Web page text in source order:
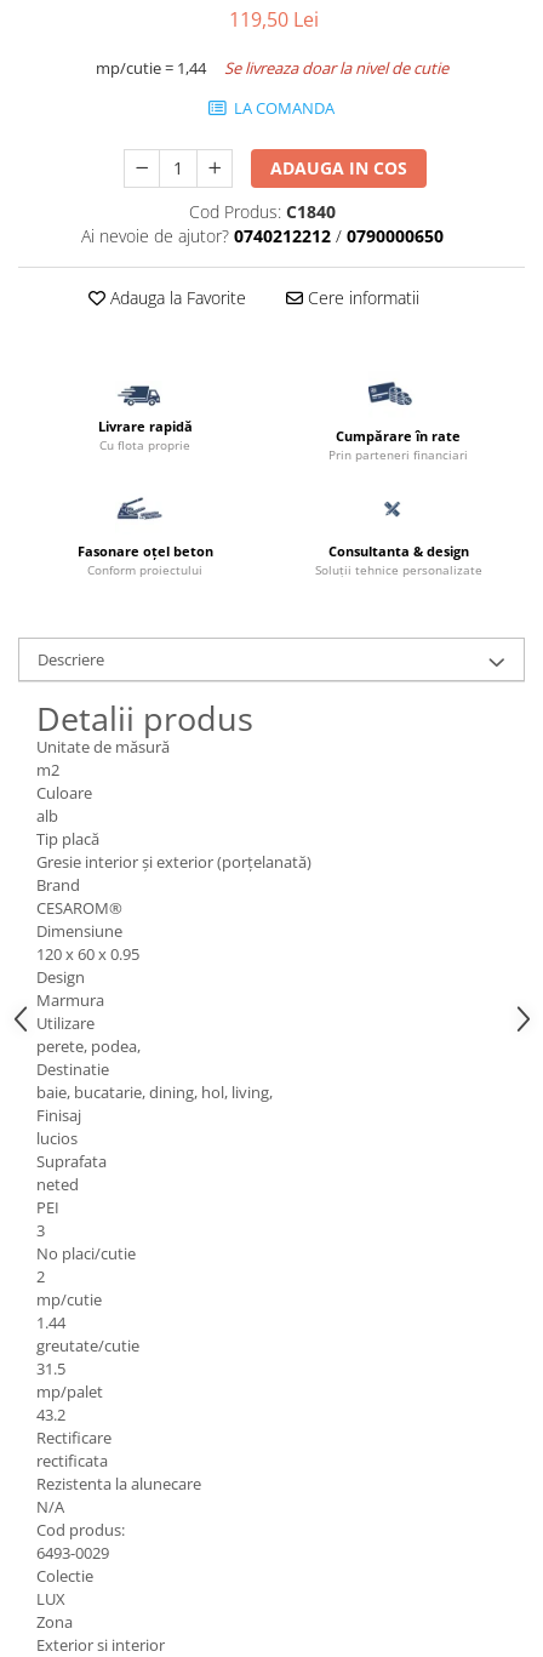
Accesorii pentru termosistem
Vata bazaltica
Vata minerala bazaltica
Tevi PVC
vopsele si lacuri
Pervaz geam piatra compozita
Placi ceramice de exterior
119,50 Lei
mp/cutie = 1,44
Se livreaza doar la nivel de cutie
LA COMANDA
ADAUGA IN COS
Cod Produs: C1840
Ai nevoie de ajutor? 0740212212 / 0790000650
Adauga la Favorite Cere informatii
Livrare rapidă
Cu flota proprie Cumpărare în rate
Prin parteneri financiari
Fasonare oțel beton
Conform proiectului
Consultanta & design
Soluții tehnice personalizate
Descriere
Detalii produs
Unitate de măsură
m2
Culoare
alb
Tip placă
Gresie interior și exterior (porțelanată)
Brand
CESAROM®
Dimensiune
120 x 60 x 0.95
Design
Marmura
Utilizare
perete, podea,
Destinatie
baie, bucatarie, dining, hol, living,
Finisaj
lucios
Suprafata
neted
PEI
3
No placi/cutie
2
mp/cutie
1.44
greutate/cutie
31.5
mp/palet
43.2
Rectificare
rectificata
Rezistenta la alunecare
N/A
Cod produs:
6493-0029
Colectie
LUX
Zona
Exterior si interior